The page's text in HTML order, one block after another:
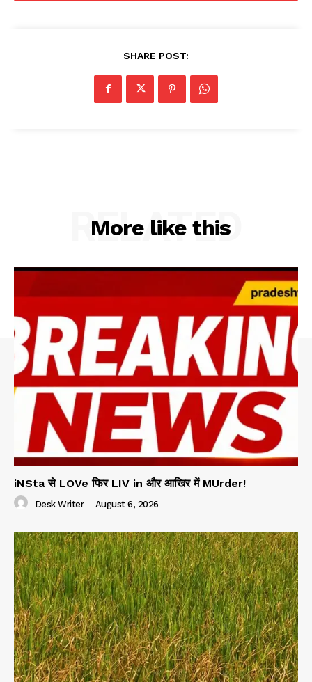
SHARE POST:
More like this
RELATED
iNSta से LOVe फिर LIV in और आखिर में MUrder!
Desk Writer - August 6, 2026